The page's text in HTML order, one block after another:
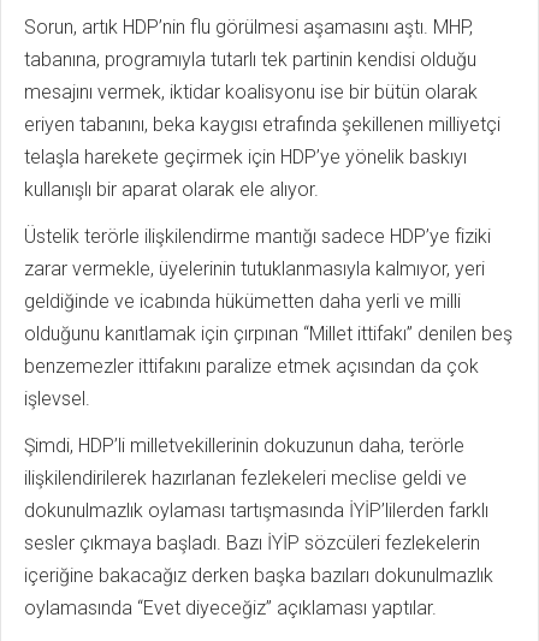
Sorun, artık HDP’nin flu görülmesi aşamasını aştı. MHP,
tabanına, programıyla tutarlı tek partinin kendisi olduğu
mesajını vermek, iktidar koalisyonu ise bir bütün olarak
eriyen tabanını, beka kaygısı etrafında şekillenen milliyetçi
telaşla harekete geçirmek için HDP’ye yönelik baskıyı
kullanışlı bir aparat olarak ele alıyor.
Üstelik terörle ilişkilendirme mantığı sadece HDP’ye fiziki
zarar vermekle, üyelerinin tutuklanmasıyla kalmıyor, yeri
geldiğinde ve icabında hükümetten daha yerli ve milli
olduğunu kanıtlamak için çırpınan “Millet ittifakı” denilen beş
benzemezler ittifakını paralize etmek açısından da çok
işlevsel.
Şimdi, HDP’li milletvekillerinin dokuzunun daha, terörle
ilişkilendirilerek hazırlanan fezlekeleri meclise geldi ve
dokunulmazlık oylaması tartışmasında İYİP’lilerden farklı
sesler çıkmaya başladı. Bazı İYİP sözcüleri fezlekelerin
içeriğine bakacağız derken başka bazıları dokunulmazlık
oylamasında “Evet diyeceğiz” açıklaması yaptılar.